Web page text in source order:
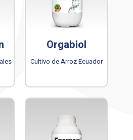
Cultivo de Arroz Ecuador
Orgabiol